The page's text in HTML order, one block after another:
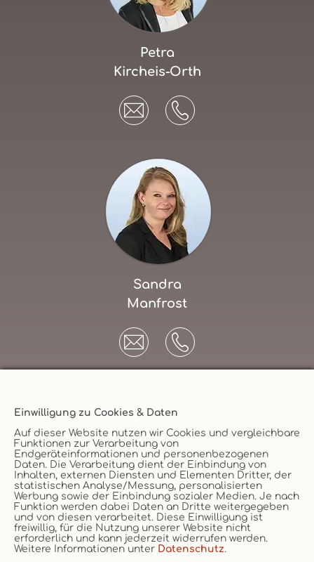
Einwilligung zu Cookies & Daten
Auf dieser Website nutzen wir Cookies und vergleichbare
Funktionen zur Verarbeitung von
Endgeräteinformationen und personenbezogenen
Daten. Die Verarbeitung dient der Einbindung von
Inhalten, externen Diensten und Elementen Dritter, der
statistischen Analyse/Messung, personalisierten
Werbung sowie der Einbindung sozialer Medien. Je nach
Funktion werden dabei Daten an Dritte weitergegeben
und von diesen verarbeitet. Diese Einwilligung ist
freiwillig, für die Nutzung unserer Website nicht
erforderlich und kann jederzeit widerrufen werden.
Weitere Informationen unter Datenschutz.
Petra
Kircheis-Orth
Sandra
Manfrost
Versicherungsmakler
Vertrag widerruf
Unternehmen
AGB
Datenschutz
Impressum
Erstinformation
Cookie